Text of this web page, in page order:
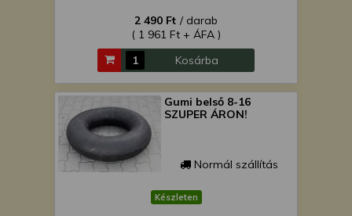
2 490 Ft / darab
( 1 961 Ft + ÁFA )
Kosárba
Gumi belső 8-16
SZUPER ÁRON!
Normál szállítás
Készleten